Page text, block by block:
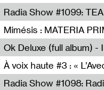
Nathalie
TEAFM
Francesco
À voix haute #3 : «